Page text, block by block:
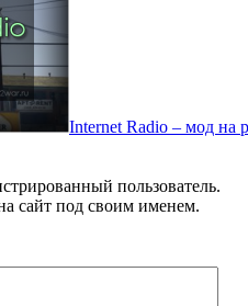
Internet Radio – мод на
пользователь.
сайт под своим именем.